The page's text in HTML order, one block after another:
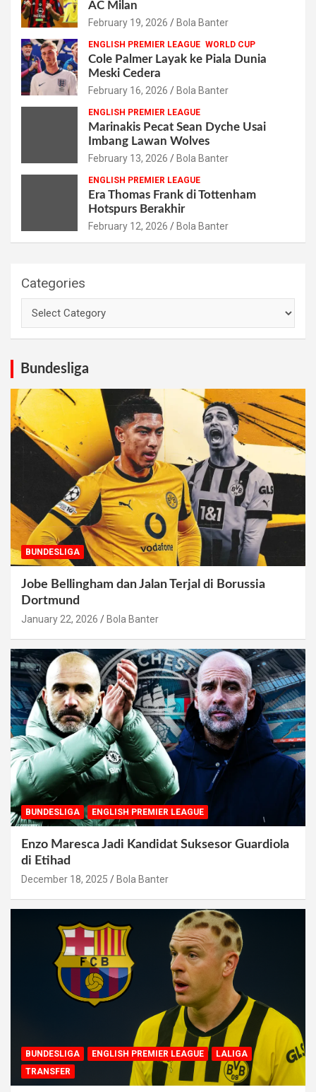
AC Milan
February 19, 2026 Bola Banter
ENGLISH PREMIER LEAGUE WORLD CUP
Cole Palmer Layak ke Piala Dunia
Meski Cedera
February 16, 2026 Bola Banter
ENGLISH PREMIER LEAGUE
Marinakis Pecat Sean Dyche Usai
Imbang Lawan Wolves
February 13, 2026 Bola Banter
ENGLISH PREMIER LEAGUE
Era Thomas Frank di Tottenham
Hotspurs Berakhir
February 12, 2026 Bola Banter
Categories
Bundesliga
BUNDESLIGA
Jobe Bellingham dan Jalan Terjal di Borussia
Dortmund
January 22, 2026 Bola Banter
BUNDESLIGA ENGLISH PREMIER LEAGUE
Enzo Maresca Jadi Kandidat Suksesor Guardiola
di Etihad
December 18, 2025 Bola Banter
BUNDESLIGA ENGLISH PREMIER LEAGUE
LALIGA
TRANSFER